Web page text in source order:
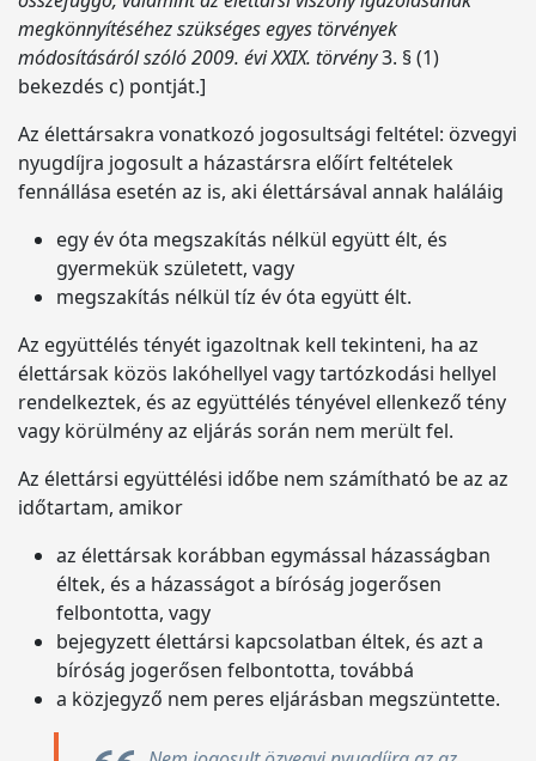
megkönnyítéséhez szükséges egyes törvények
módosításáról szóló 2009. évi XXIX. törvény3. § (1)
bekezdés c) pontját.]
Az élettársakra vonatkozó jogosultsági feltétel: özvegyi
nyugdíjra jogosult a házastársra előírt feltételek
fennállása esetén az is, aki élettársával annak haláláig
egy év óta megszakítás nélkül együtt élt, és
gyermekük született, vagy
megszakítás nélkül tíz év óta együtt élt.
Az együttélés tényét igazoltnak kell tekinteni, ha az
élettársak közös lakóhellyel vagy tartózkodási hellyel
rendelkeztek, és az együttélés tényével ellenkező tény
vagy körülmény az eljárás során nem merült fel.
Az élettársi együttélési időbe nem számítható be az az
időtartam, amikor
az élettársak korábban egymással házasságban
éltek, és a házasságot a bíróság jogerősen
felbontotta, vagy
bejegyzett élettársi kapcsolatban éltek, és azt a
bíróság jogerősen felbontotta, továbbá
a közjegyző nem peres eljárásban megszüntette.